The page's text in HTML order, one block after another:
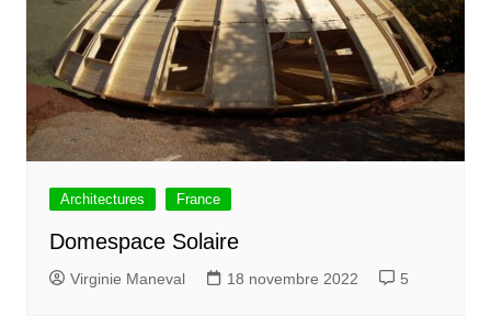
Architectures France
Domespace Solaire
Virginie Maneval 18 novembre 2022 5